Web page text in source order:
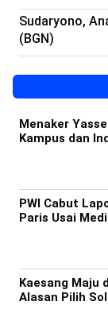
Sudaryono,
(BGN)
Menaker
Kampus dan
PWI Cabut
Paris Usai
Kaesang Maju
Alasan Pilih